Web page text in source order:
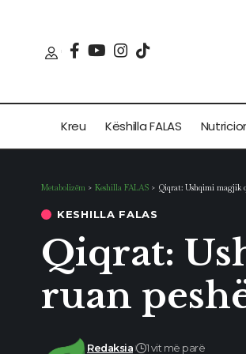
Kreu Këshilla FALAS
Metabolizëm > Keshilla FALAS > Qiqrat: Ushqimi magjik
KESHILLA FALAS
Qiqrat:
ruan
Redaksia 1 vit më parë